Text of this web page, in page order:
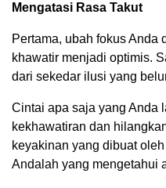
Mengatasi Rasa Takut
Pertama, ubah fokus Anda
khawatir menjadi optimis.
dari sekedar ilusi yang
Cintai apa saja yang Anda
kekhawatiran dan
keyakinan yang dibuat
Andalah yang mengetahui